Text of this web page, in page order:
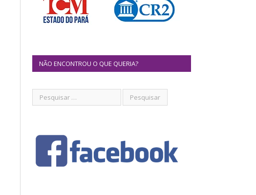
NÃO ENCONTROU O QUE QUERIA?